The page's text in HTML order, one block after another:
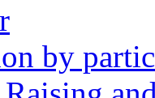
by